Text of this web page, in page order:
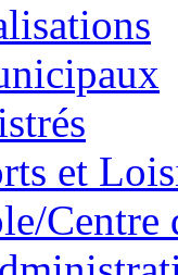
et
Centre